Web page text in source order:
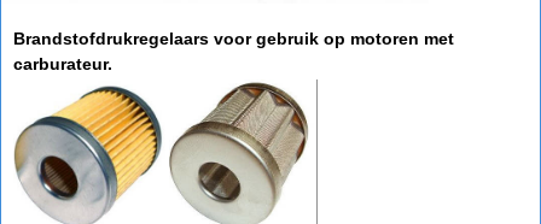
Brandstofdrukregelaars voor gebruik op motoren met
carburateur.